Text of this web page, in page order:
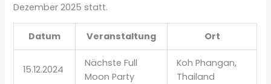
Dezember 2025 statt.
Datum Veranstaltung Ort
15.12.2024
Nächste Full
Moon Party
Koh Phangan,
Thailand